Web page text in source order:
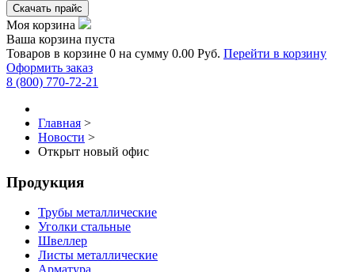
Скачать прайс
Моя корзина
Ваша корзина пуста
Товаров в корзине 0 на сумму 0.00 Руб. Перейти в корзину
Оформить заказ
8 (800) 770-72-21
Главная >
Новости >
Открыт новый офис
Продукция
Трубы металлические
Уголки стальные
Швеллер
Листы металлические